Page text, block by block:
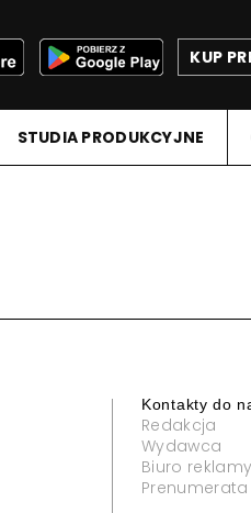
KUP
STUDIA PRODUKCYJNE
Kontakty do
Redakcja
Wydawca
Biuro reklamy
Prenumerata